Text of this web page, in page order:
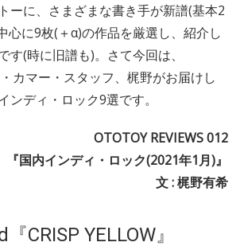
ーに、さまざまな書き手が新譜(基本2
心に9枚(＋α)の作品を厳選し、紹介し
す(時に旧譜も)。さて今回は、
カマー・スタッフ、梶野がお届けし
ンディ・ロック9選です。
OTOTOY REVIEWS 012
『国内インディ・ロック(2021年1月)』
文 : 梶野有希
CRISP YELLOW』